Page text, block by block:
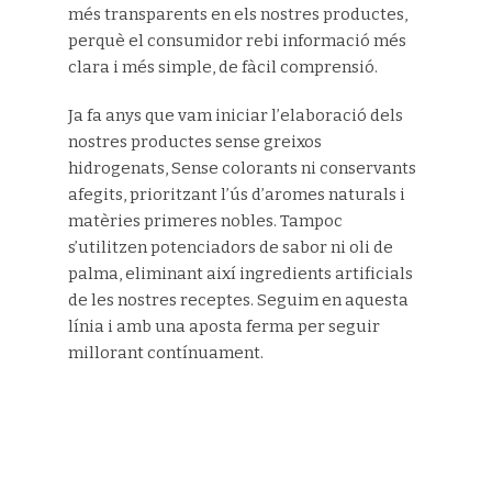
més transparents en els nostres productes,
perquè el consumidor rebi informació més
clara i més simple, de fàcil comprensió.
Ja fa anys que vam iniciar l’elaboració dels
nostres productes sense greixos
hidrogenats, Sense colorants ni conservants
afegits, prioritzant l’ús d’aromes naturals i
matèries primeres nobles. Tampoc
s’utilitzen potenciadors de sabor ni oli de
palma, eliminant així ingredients artificials
de les nostres receptes. Seguim en aquesta
línia i amb una aposta ferma per seguir
millorant contínuament.